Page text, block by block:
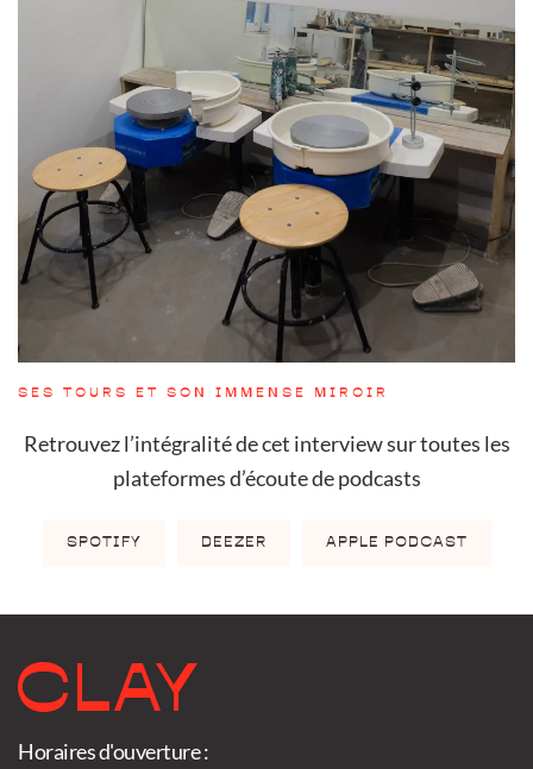
SES TOURS ET SON IMMENSE MIROIR
Retrouvez l’intégralité de cet interview sur toutes les
plateformesd’écoute de podcasts
SPOTIFY DEEZER APPLE PODCAST
Horaires d'ouverture :